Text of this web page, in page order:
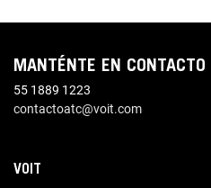
MANTÉNTE EN CONTACTO
55 1889 1223
contactoatc@voit.com
VOIT